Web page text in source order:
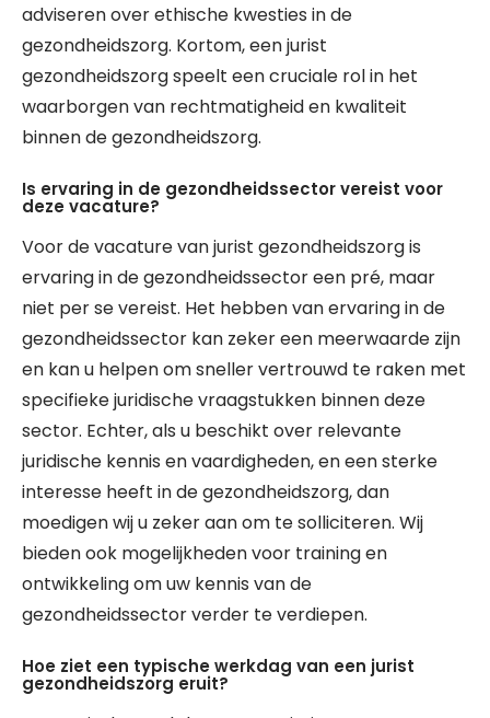
adviseren over ethische kwesties in de
gezondheidszorg. Kortom, een jurist
gezondheidszorg speelt een cruciale rol in het
waarborgen van rechtmatigheid en kwaliteit
binnen de gezondheidszorg.
Is ervaring in de gezondheidssector vereist voor
deze vacature?
Voor de vacature van jurist gezondheidszorg is
ervaring in de gezondheidssector een pré, maar
niet per se vereist. Het hebben van ervaring in de
gezondheidssector kan zeker een meerwaarde zijn
en kan u helpen om sneller vertrouwd te raken met
specifieke juridische vraagstukken binnen deze
sector. Echter, als u beschikt over relevante
juridische kennis en vaardigheden, en een sterke
interesse heeft in de gezondheidszorg, dan
moedigen wij u zeker aan om te solliciteren. Wij
bieden ook mogelijkheden voor training en
ontwikkeling om uw kennis van de
gezondheidssector verder te verdiepen.
Hoe ziet een typische werkdag van een jurist
gezondheidszorg eruit?